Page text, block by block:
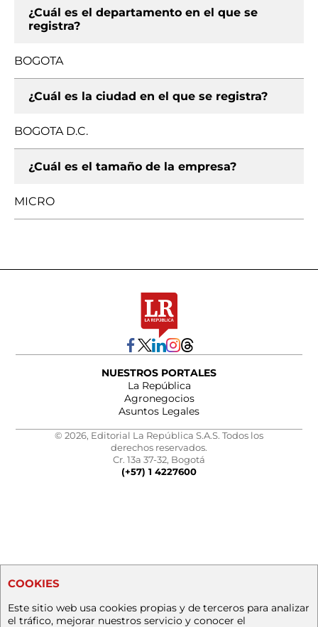
¿Cuál es el departamento en el que se
registra?
BOGOTA
¿Cuál es la ciudad en el que se registra?
BOGOTA D.C.
¿Cuál es el tamaño de la empresa?
MICRO
NUESTROS PORTALES
La República
Agronegocios
Asuntos Legales
© 2026, Editorial La República S.A.S. Todos los
derechos reservados.
Cr. 13a 37-32, Bogotá
(+57) 1 4227600
COOKIES
Este sitio web usa cookies propias y de terceros para analizar
el tráfico, mejorar nuestros servicio y conocer el